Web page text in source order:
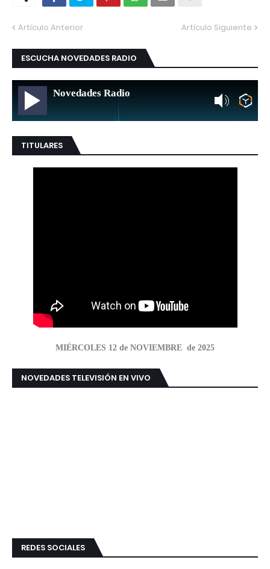
Artículo Anterior Artículo Siguiente
ESCUCHA NOVEDADES RADIO
Novedades Radio
TITULARES
MIÉRCOLES 12 de NOVIEMBRE de 2025
NOVEDADES TELEVISIÓN EN VIVO
REDES SOCIALES